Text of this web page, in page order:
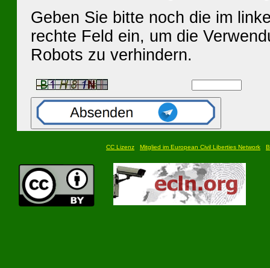
Geben Sie bitte noch die im
rechte Feld ein, um die
Robots zu verhindern.
CC Lizenz Mitglied im European Civil Liberties Network